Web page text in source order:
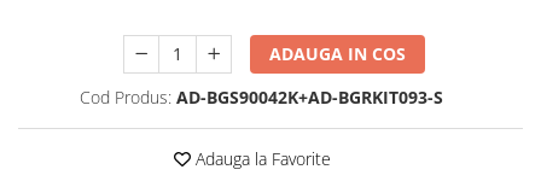
Rame adaptoare Ssangyong
Rame adaptoare Hummer
Camere marșarier auto
ADAUGA IN COS
Cod Produs: AD-BGS90042K+AD-BGRKIT093-S
Adauga la Favorite